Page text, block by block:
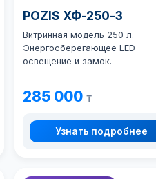
POZIS ХФ-250-3
Витринная модель 250 л.
Энергосберегающее LED-
освещение и замок.
285 000₸
Узнать подробнее